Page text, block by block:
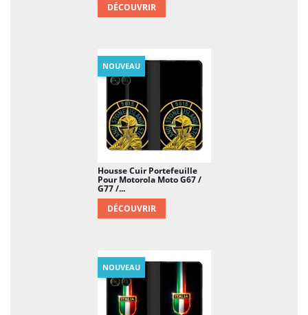
DÉCOUVRIR
Housse Cuir Portefeuille
Pour Motorola Moto G67 /
G77 /...
DÉCOUVRIR
NOUVEAU
NOUVEAU